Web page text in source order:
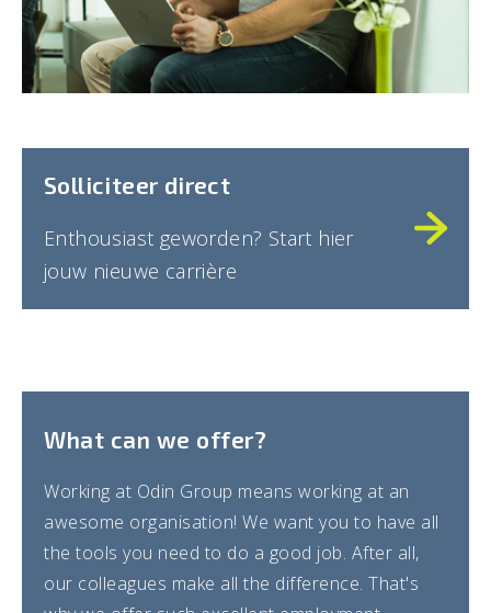
Solliciteer direct
Enthousiast geworden? Start hier
jouw nieuwe carrière
What can we offer?
Working at Odin Group means working at an
awesome organisation! We want you to have all
the tools you need to do a good job. After all,
our colleagues make all the difference. That's